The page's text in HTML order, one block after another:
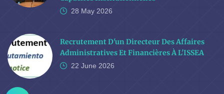
28 May 2026
Recrutement D'un Directeur Des Affaires
Administratives Et Financières À L'ISSEA
22 June 2026